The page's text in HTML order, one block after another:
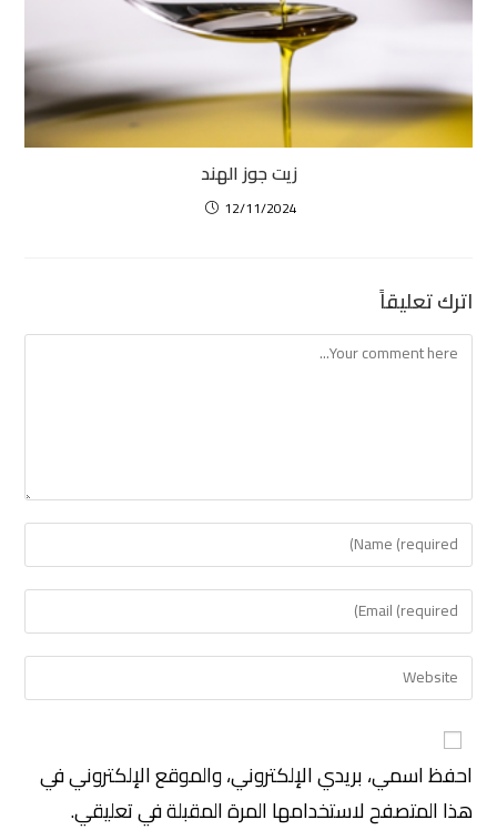
زيت جوز الهند
12/11/2024
اترك تعليقاً
احفظ اسمي، بريدي الإلكتروني، والموقع الإلكتروني في
هذا المتصفح لاستخدامها المرة المقبلة في تعليقي.